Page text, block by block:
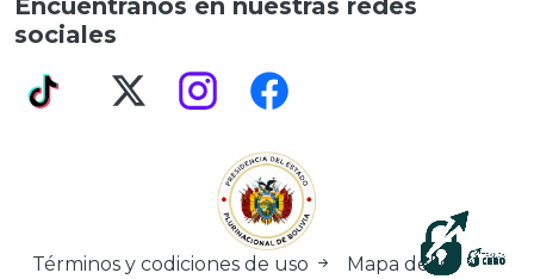
Encuéntranos en nuestras redes
sociales
Términos y codiciones de uso Mapa del sítio